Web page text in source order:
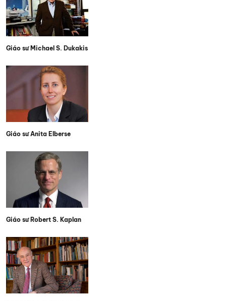
Giáo sư Michael S. Dukakis
Giáo sư Anita Elberse
Giáo sư Robert S. Kaplan